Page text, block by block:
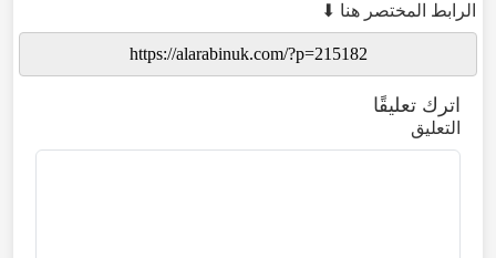
الرابط المختصر هنا ⬇
اترك تعليقًا
التعليق